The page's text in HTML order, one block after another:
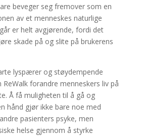
beveger seg fremover som en
av et menneskes naturlige
er helt avgjørende, fordi det
skade på og slite på brukerens
lyspærer og støydempende
forandre menneskers liv på
Å få muligheten til å gå og
hånd gjør ikke bare noe med
pasienters psyke, men
helse gjennom å styrke